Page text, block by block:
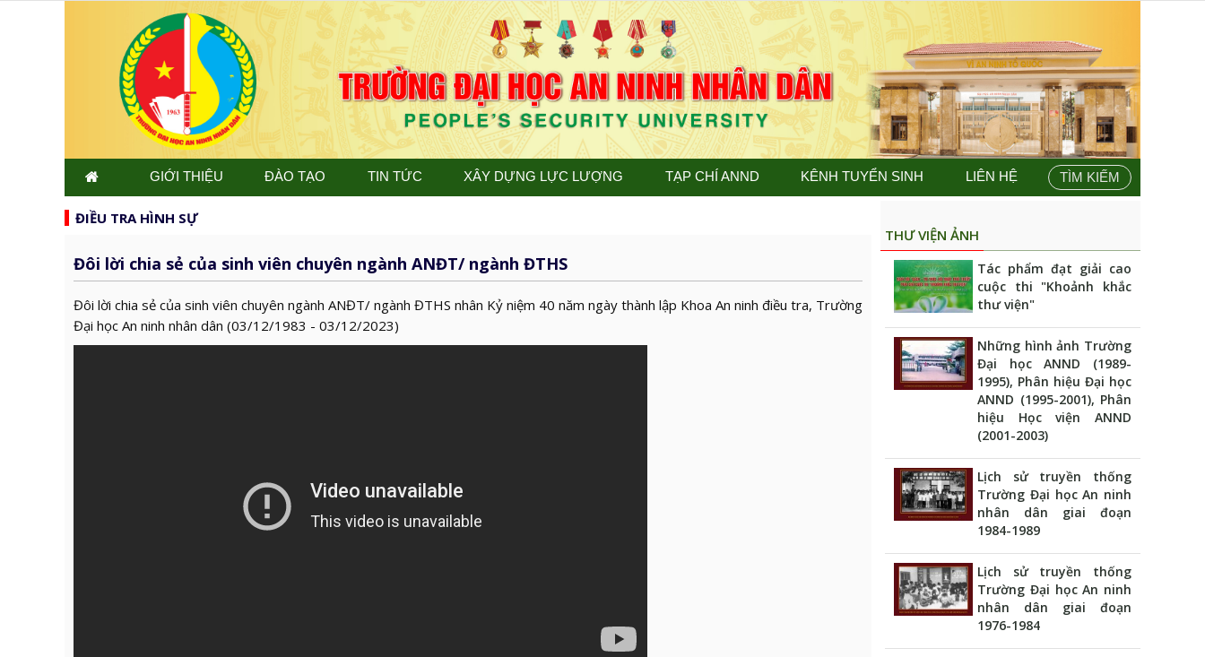
GIỚI THIỆU ĐÀO TẠO TIN TỨC XÂY DỰNG LỰC LƯỢNG TẠP CHÍ ANND KÊNH TUYỂN SINH LIÊN HỆ TÌM KIẾM
ĐIỀU TRA HÌNH SỰ
Đôi lời chia sẻ của sinh viên chuyên ngành ANĐT/ ngành ĐTHS
Đôi lời chia sẻ của sinh viên chuyên ngành ANĐT/ ngành ĐTHS nhân Kỷ niệm 40 năm ngày thành lập Khoa An ninh điều tra, Trường
Đại học An ninh nhân dân (03/12/1983 - 03/12/2023)
THƯ VIỆN ẢNH
Tác phẩm đạt giải cao
cuộc thi "Khoảnh khắc
thư viện"
Những hình ảnh Trường
Đại học ANND (1989-
1995), Phân hiệu Đại học
ANND (1995-2001), Phân
hiệu Học viện ANND
(2001-2003)
Lịch sử truyền thống
Trường Đại học An ninh
nhân dân giai đoạn
1984-1989
Lịch sử truyền thống
Trường Đại học An ninh
nhân dân giai đoạn
1976-1984